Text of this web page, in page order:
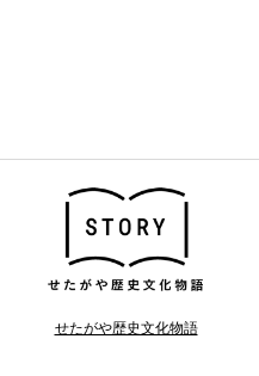
せたがや歴史文化物語